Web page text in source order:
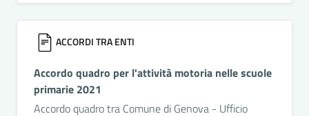
ACCORDI TRA ENTI
Accordo quadro per l'attività motoria nelle scuole
primarie 2021
Accordo quadro tra Comune di Genova - Ufficio